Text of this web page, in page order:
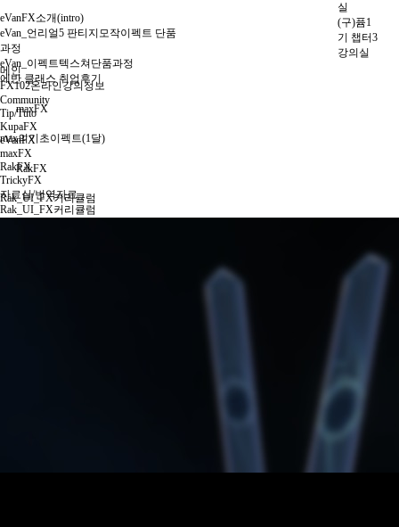
eVanFX소개(intro)
eVan_언리얼5 판티지모작이펙트 단품
과정
eVan_이펙트텍스쳐단품과정
에반 클래스 취업후기
maxFX
max의기초이펙트(1달)
RakFX
Rak_UI_FX커리큘럼
실
(구)퓸1
기 챕터3
강의실
메인
FX102온라인강의정보
Community
Tip/Tuto
KupaFX
eVanFX
maxFX
RakFX
TrickyFX
자료실/번역자료
Rak_UI_FX커리큘럼